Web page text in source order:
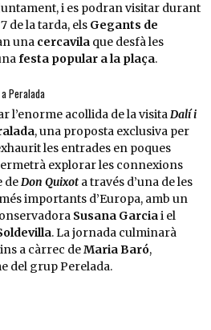
i es podran visitar durant
de la tarda, els Gegants de
una cercavilaque desfà les
festa popular a la plaça.
Peralada
l’enorme acollida de la visita Dalí i
, una proposta exclusiva per
les entrades en poques
explorar les connexions
de Don Quixot a través d’una de les
importants d’Europa, amb un
Susana Garciai el
. La jornada culminarà
a càrrec deMaria Baró,
del grup Perelada.